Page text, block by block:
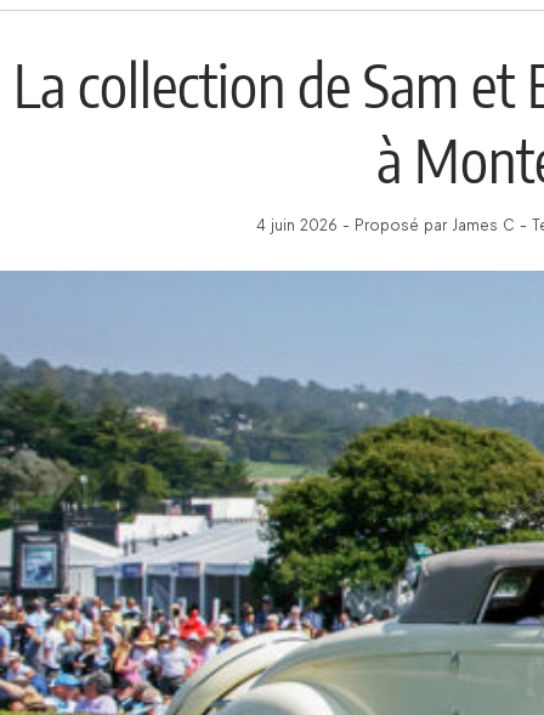
La collection de Sam
à
4 juin 2026 - Proposé par James C -